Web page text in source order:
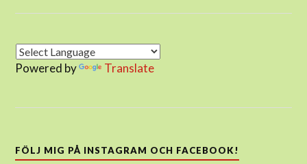
Powered by Translate
FÖLJ MIG PÅ INSTAGRAM OCH FACEBOOK!